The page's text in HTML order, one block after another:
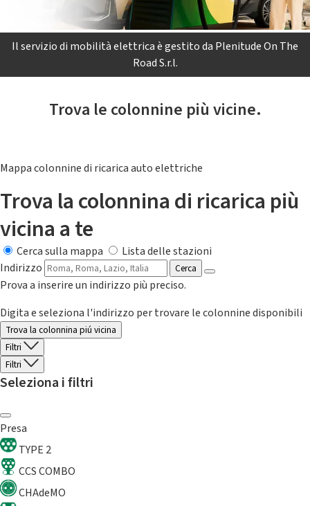
Il servizio di mobilità elettrica è gestito da Plenitude On The
Road S.r.l.
Trova le colonnine più vicine.
Mappa colonnine di ricarica auto elettriche
Trova la colonnina di ricarica più
vicina a te
Cerca sulla mappa
Lista delle stazioni
Indirizzo
Cerca
Prova a inserire un indirizzo più preciso.
Digita e seleziona l'indirizzo per trovare le colonnine disponibili
Trova la colonnina piú vicina
Filtri
Filtri
Seleziona i filtri
Presa
TYPE 2
CCS COMBO
CHAdeMO